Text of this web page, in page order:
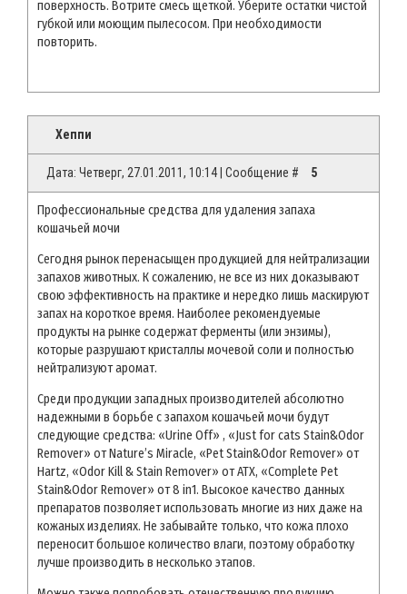
поверхность. Вотрите смесь щеткой. Уберите остатки чистой
губкой или моющим пылесосом. При необходимости
повторить.
Хеппи
Дата: Четверг, 27.01.2011, 10:14 | Сообщение # 5
Профессиональные средства для удаления запаха
кошачьей мочи
Сегодня рынок перенасыщен продукцией для нейтрализации
запахов животных. К сожалению, не все из них доказывают
свою эффективность на практике и нередко лишь маскируют
запах на короткое время. Наиболее рекомендуемые
продукты на рынке содержат ферменты (или энзимы),
которые разрушают кристаллы мочевой соли и полностью
нейтрализуют аромат.
Среди продукции западных производителей абсолютно
надежными в борьбе с запахом кошачьей мочи будут
следующие средства: «Urine Off» , «Just for cats Stain&Odor
Remover» от Nature’s Miracle, «Pet Stain&Odor Remover» от
Hartz, «Odor Kill & Stain Remover» от ATX, «Complete Pet
Stain&Odor Remover» от 8 in1. Высокое качество данных
препаратов позволяет использовать многие из них даже на
кожаных изделиях. Не забывайте только, что кожа плохо
переносит большое количество влаги, поэтому обработку
лучше производить в несколько этапов.